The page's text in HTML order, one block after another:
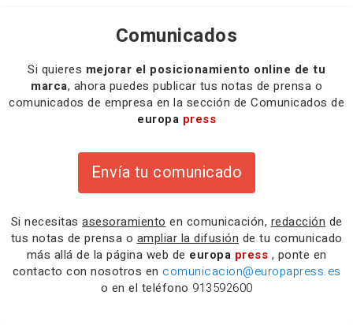
Comunicados
Si quieres mejorar el posicionamiento online de tu
marca, ahora puedes publicar tus notas de prensa o
comunicados de empresa en la sección de Comunicados de
europa press
Envía tu comunicado
Si necesitas asesoramiento en comunicación, redacción de
tus notas de prensa o ampliar la difusión de tu comunicado
más allá de la página web de europa press , ponte en
contacto con nosotros en comunicacion@europapress.es
o en el teléfono 913592600